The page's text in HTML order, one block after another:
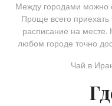
Между городами можно
Проще всего приехать
расписание на месте.
любом городе точно
Чай в